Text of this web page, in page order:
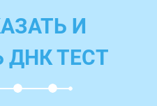
И
ДНК ТЕСТ